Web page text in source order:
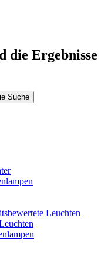
die Ergebnisse
Suche
Leuchten